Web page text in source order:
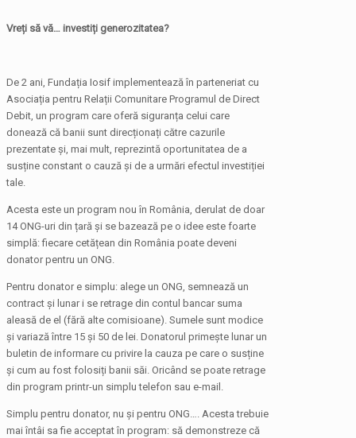
Vreți să vă… investiți generozitatea?
De 2 ani, Fundația Iosif implementează în parteneriat cu
Asociația pentru Relații Comunitare Programul de Direct
Debit, un program care oferă siguranța celui care
donează că banii sunt direcționați către cazurile
prezentate și, mai mult, reprezintă oportunitatea de a
susține constant o cauză și de a urmări efectul investiției
tale.
Acesta este un program nou în România, derulat de doar
14 ONG-uri din țară și se bazează pe o idee este foarte
simplă: fiecare cetățean din România poate deveni
donator pentru un ONG.
Pentru donator e simplu: alege un ONG, semnează un
contract și lunar i se retrage din contul bancar suma
aleasă de el (fără alte comisioane). Sumele sunt modice
și variază între 15 și 50 de lei. Donatorul primește lunar un
buletin de informare cu privire la cauza pe care o susține
și cum au fost folosiți banii săi. Oricând se poate retrage
din program printr-un simplu telefon sau e-mail.
Simplu pentru donator, nu și pentru ONG…. Acesta trebuie
mai întâi sa fie acceptat în program: să demonstreze că